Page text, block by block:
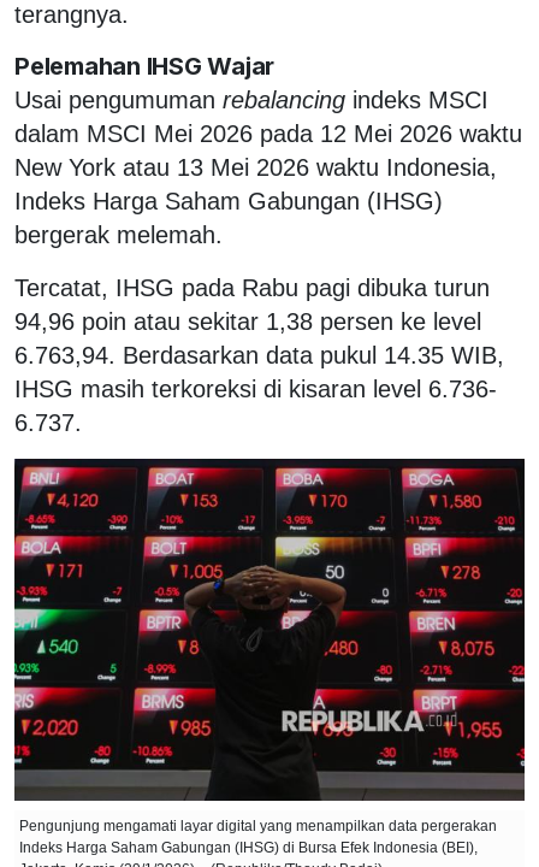
terangnya.
Pelemahan IHSG Wajar
Usai pengumuman rebalancing indeks MSCI
dalam MSCI Mei 2026 pada 12 Mei 2026 waktu
New York atau 13 Mei 2026 waktu Indonesia,
Indeks Harga Saham Gabungan (IHSG)
bergerak melemah.
Tercatat, IHSG pada Rabu pagi dibuka turun
94,96 poin atau sekitar 1,38 persen ke level
6.763,94. Berdasarkan data pukul 14.35 WIB,
IHSG masih terkoreksi di kisaran level 6.736-
6.737.
Pengunjung mengamati layar digital yang menampilkan data pergerakan
Indeks Harga Saham Gabungan (IHSG) di Bursa Efek Indonesia (BEI),